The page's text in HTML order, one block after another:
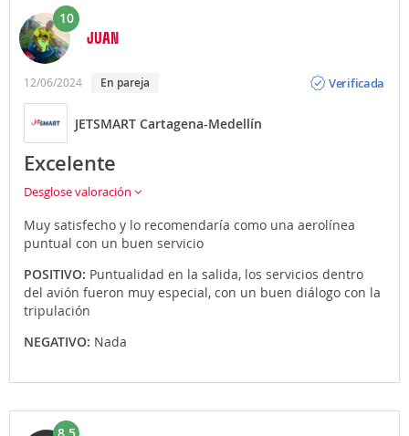
10
JUAN
12/06/2024 en pareja
Verificada
JETSMART Cartagena-Medellín
Excelente
Desglose valoración
Muy satisfecho y lo recomendaría como una aerolínea
puntual con un buen servicio
POSITIVO: Puntualidad en la salida, los servicios dentro
del avión fueron muy especial, con un buen diálogo con la
tripulación
NEGATIVO: Nada